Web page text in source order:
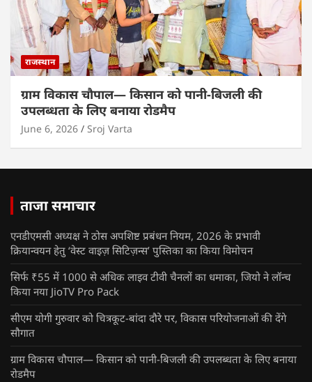
राजस्थान
ग्राम विकास चौपाल— किसान को पानी-बिजली की
उपलब्धता के लिए बनाया रोडमैप
June 6, 2026 Sroj Varta
ताजा समाचार
एनडीएमसी अध्यक्ष ने ठोस अपशिष्ट प्रबंधन नियम, 2026 के प्रभावी
क्रियान्वयन हेतु ‘वेस्ट वाइज़ सिटिज़न्स’ पुस्तिका का किया विमोचन
सिर्फ ₹55 में 1000 से अधिक लाइव टीवी चैनलों का धमाका, जियो ने लॉन्च
किया नया JioTV Pro Pack
सीएम योगी गुरुवार को चित्रकूट-बांदा दौरे पर, विकास परियोजनाओं की देंगे
सौगात
ग्राम विकास चौपाल— किसान को पानी-बिजली की उपलब्धता के लिए बनाया
रोडमैप